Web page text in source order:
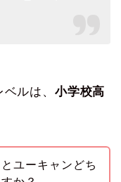
ルは、 小学校高
ユーキャンどち